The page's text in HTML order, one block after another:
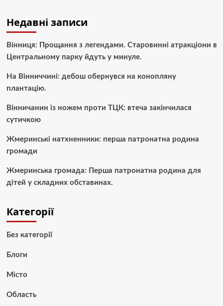
Недавні записи
Вінниця: Прощання з легендами. Старовинні атракціони в
Центральному парку йдуть у минуле.
На Вінниччині: дебош обернувся на конопляну
плантацію.
Вінничанин із ножем проти ТЦК: втеча закінчилася
сутичкою
Жмеринські натхненники: перша патронатна родина
громади
Жмеринська громада: Перша патронатна родина для
дітей у складних обставинах.
Категорії
Без категорії
Блоги
Місто
Область